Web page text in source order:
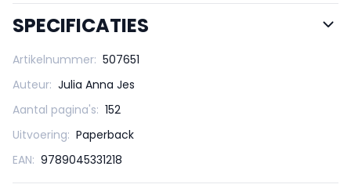
SPECIFICATIES
Artikelnummer: 507651
Auteur: Julia Anna Jes
Aantal pagina's: 152
Uitvoering: Paperback
EAN: 9789045331218